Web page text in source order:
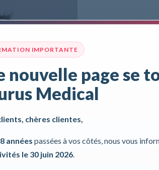
IMPORTANTE
nouvelle page se
Medical
chères clientes,
années passées à vos côtés, nous vous
le 30 juin 2026